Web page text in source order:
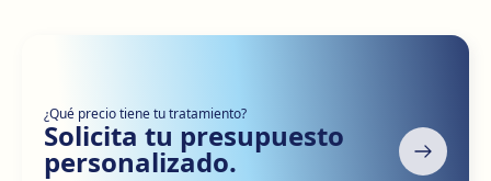
¿Qué precio tiene tu tratamiento?
Solicita tu presupuesto
personalizado.